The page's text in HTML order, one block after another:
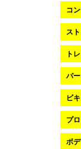
コ
ス
ト
パ
ビ
プ
ボ